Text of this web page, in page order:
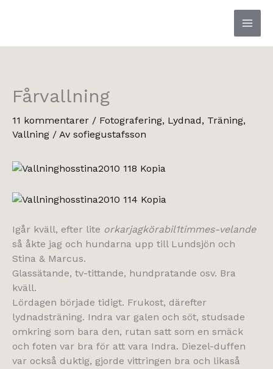
Fårvallning
11 kommentarer / Fotografering, Lydnad, Träning,
Vallning / Av sofiegustafsson
Igår kväll, efter lite orkarjagkörabil1timmes-velande
så åkte jag och hundarna upp till Lundsjön och
Stina & Marcus.
Glassätande, tv-tittande, hundpratande osv. Bra
kväll.
Lördagen började tidigt. Frukost, därefter
lydnadsträning. Indra var galen och söt, studsade
omkring som bara den, rutan satt som en smäck
och foten var bra för att vara Indra. Diezel-duffen
var också duktig, gjorde vittringen bra och likaså